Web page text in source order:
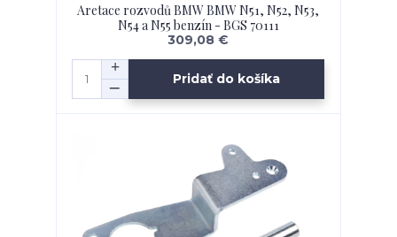
Aretace rozvodů BMW BMW N51, N52, N53,
N54 a N55 benzín - BGS 70111
309,08 €
Pridať do košíka